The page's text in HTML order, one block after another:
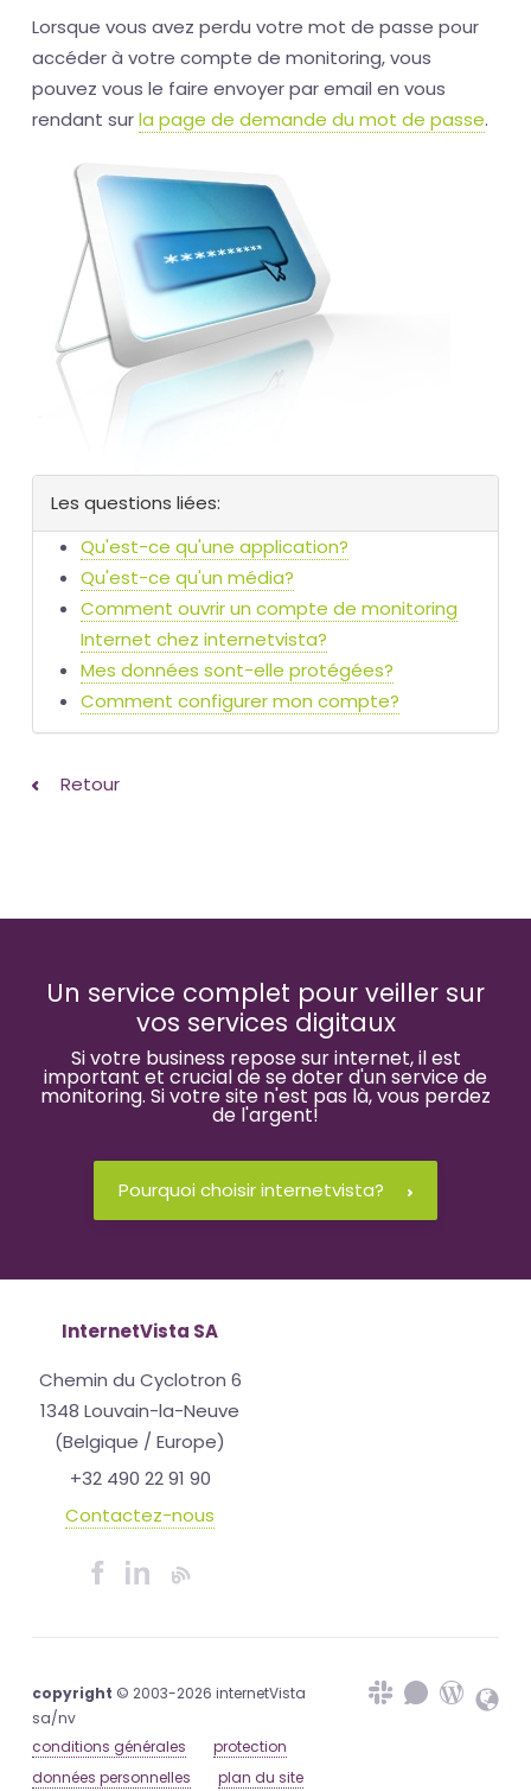
Lorsque vous avez perdu votre mot de passe pour
accéder à votre compte de monitoring, vous
pouvez vous le faire envoyer par email en vous
rendant surla page de demande du mot de passe.
Les questions liées:
Qu'est-ce qu'une application?
Qu'est-ce qu'un média?
Comment ouvrir un compte de monitoring
Internet chez internetvista?
Mes données sont-elle protégées?
Comment configurer mon compte?
Retour
Un service complet pour veiller sur
vos services digitaux
Si votre business repose sur internet, il est
important et crucial de se doter d'un service de
monitoring. Si votre site n'est pas là, vous perdez
de l'argent!
Pourquoi choisir internetvista?
InternetVista SA
Chemin du Cyclotron 6
1348 Louvain-la-Neuve
(Belgique / Europe)
+32 490 22 91 90
Contactez-nous
copyright © 2003-2026 internetVista
sa/nv
conditions générales
protection
données personnelles
plan du site